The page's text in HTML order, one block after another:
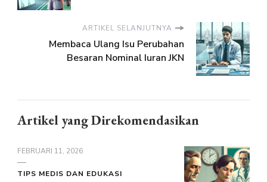
ARTIKEL SELANJUTNYA
Membaca Ulang Isu Perubahan
Besaran Nominal Iuran JKN
Artikel yang Direkomendasikan
FEBRUARI 11, 2026
TIPS MEDIS DAN EDUKASI